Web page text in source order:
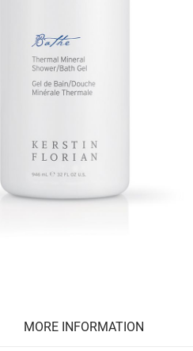
MORE INFORMATION